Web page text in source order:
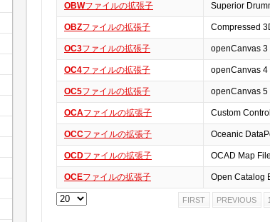
OBWファイルの拡張子 Superior
OBZファイルの拡張子 Compressed
OC3ファイルの拡張子 openCanvas 3
OC4ファイルの拡張子 openCanvas 4
OC5ファイルの拡張子 openCanvas 5
OCAファイルの拡張子 Custom
OCCファイルの拡張子 Oceanic
OCDファイルの拡張子 OCAD Map File
OCEファイルの拡張子 Open Catalog
FIRST PREVIOUS 1